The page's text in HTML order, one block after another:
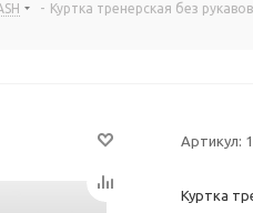
- Куртка тренерская без
Артикул:
Куртка